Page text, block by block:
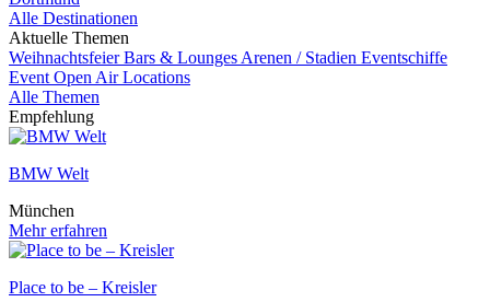
Alle Destinationen
Aktuelle Themen
WeihnachtsfeierBars & Lounges Arenen / Stadien Eventschiffe
Event Open Air Locations
Alle Themen
Empfehlung
BMW Welt
München
Mehr erfahren
Place to be – Kreisler